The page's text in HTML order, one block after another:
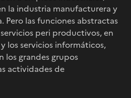
la industria manufacturera y
Pero las funciones abstractas
peri productivos, en
los servicios informáticos,
los grandes grupos
actividades de